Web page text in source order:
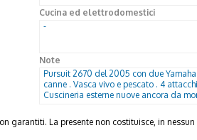
Cucina ed elettrodomestici
-
Note
Pursuit 2670 del 2005 con due
canne . Vasca vivo e pescato . 4
Cuscineria esterne nuove ancora da
garantiti. La presente non costituisce, in